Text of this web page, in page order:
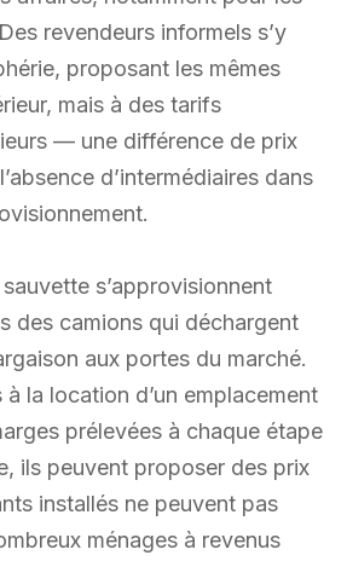
revendeurs informels s’y
proposant les mêmes
mais à des tarifs
— une différence de prix
d’intermédiaires dans
s’approvisionnent
des camions qui déchargent
aux portes du marché.
la location d’un emplacement
prélevées à chaque étape
ils peuvent proposer des prix
installés ne peuvent pas
ménages à revenus